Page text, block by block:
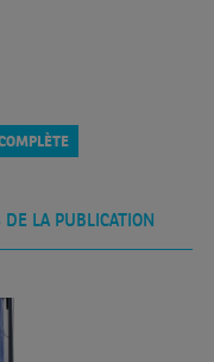
DE LA PUBLICATION